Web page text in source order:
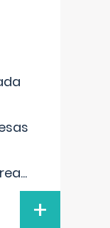
...
+